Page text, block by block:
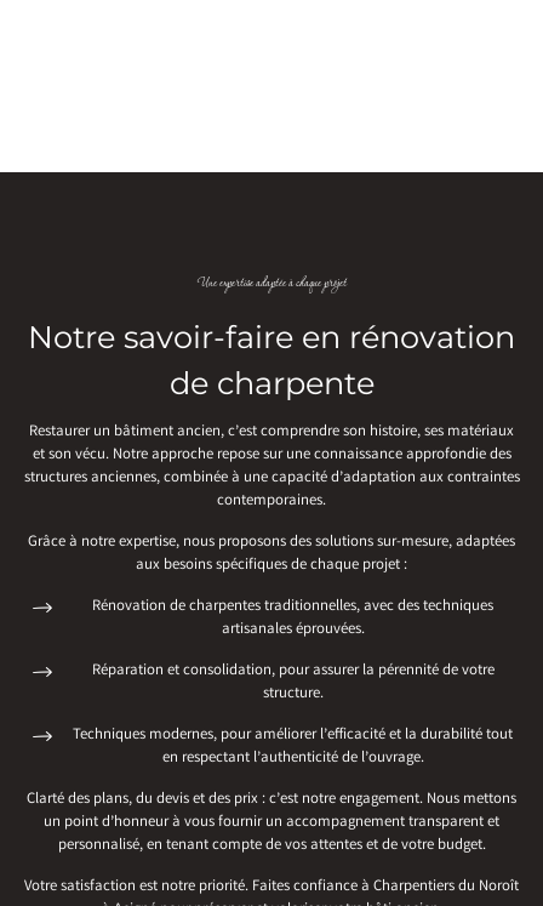
Une expertise adaptée à chaque projet
Notre savoir-faire en rénovation
de charpente
Restaurer un bâtiment ancien, c’est comprendre son histoire, ses matériaux
et son vécu. Notre approche repose sur une connaissance approfondie des
structures anciennes, combinée à une capacité d’adaptation aux contraintes
contemporaines.
Grâce à notre expertise, nous proposons des solutions sur-mesure, adaptées
aux besoins spécifiques de chaque projet :
Rénovation de charpentes traditionnelles, avec des techniques
artisanales éprouvées.
Réparation et consolidation, pour assurer la pérennité de votre
structure.
Techniques modernes, pour améliorer l’efficacité et la durabilité tout
en respectant l’authenticité de l’ouvrage.
Clarté des plans, du devis et des prix : c’est notre engagement. Nous mettons
un point d’honneur à vous fournir un accompagnement transparent et
personnalisé, en tenant compte de vos attentes et de votre budget.
Votre satisfaction est notre priorité. Faites confiance à Charpentiers du Noroît